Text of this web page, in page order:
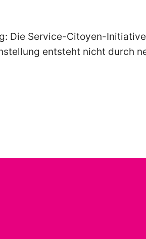
Die Service-Citoyen-
entsteht nicht durch